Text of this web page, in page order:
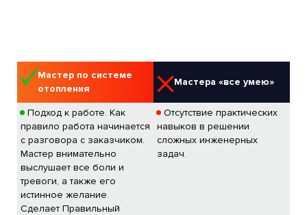
Мастер по системе
отопления
Мастера «все умею»
Подход к работе. Как
правило работа начинается
с разговора с заказчиком.
Мастер внимательно
выслушает все боли и
тревоги, а также его
истинное желание.
Сделает Правильный
Отсутствие практических
навыков в решении
сложных инженерных
задач.